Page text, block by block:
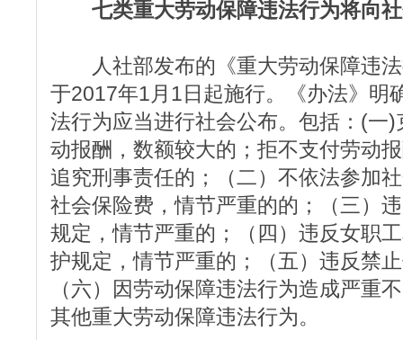
七类重大劳动保障违法行为将向
人社部发布的《重大劳动保障违法
于2017年1月1日起施行。《办法》明
法行为应当进行社会公布。包括：(一
动报酬，数额较大的；拒不支付劳动
追究刑事责任的；（二）不依法参加
社会保险费，情节严重的的；（三）
规定，情节严重的；（四）违反女职
护规定，情节严重的；（五）违反禁
（六）因劳动保障违法行为造成严重
其他重大劳动保障违法行为。